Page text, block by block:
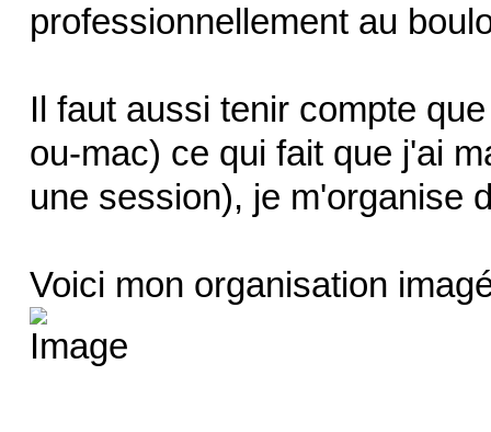
professionnellement au
Il faut aussi tenir compte
ou-mac) ce qui fait que j'ai
une session), je m'organise
Voici mon organisation